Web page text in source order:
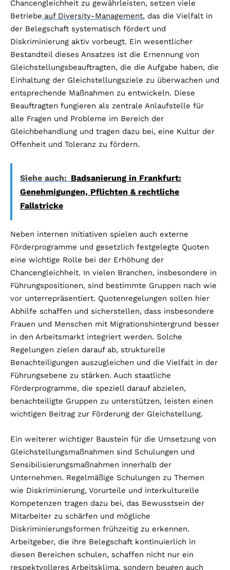
Chancengleichheit zu gewährleisten, setzen viele
Betriebe auf Diversity-Management, das die Vielfalt in
der Belegschaft systematisch fördert und
Diskriminierung aktiv vorbeugt. Ein wesentlicher
Bestandteil dieses Ansatzes ist die Ernennung von
Gleichstellungsbeauftragten, die die Aufgabe haben, die
Einhaltung der Gleichstellungsziele zu überwachen und
entsprechende Maßnahmen zu entwickeln. Diese
Beauftragten fungieren als zentrale Anlaufstelle für
alle Fragen und Probleme im Bereich der
Gleichbehandlung und tragen dazu bei, eine Kultur der
Offenheit und Toleranz zu fördern.
Siehe auch: Badsanierung in Frankfurt:
Genehmigungen, Pflichten & rechtliche
Fallstricke
Neben internen Initiativen spielen auch externe
Förderprogramme und gesetzlich festgelegte Quoten
eine wichtige Rolle bei der Erhöhung der
Chancengleichheit. In vielen Branchen, insbesondere in
Führungspositionen, sind bestimmte Gruppen nach wie
vor unterrepräsentiert. Quotenregelungen sollen hier
Abhilfe schaffen und sicherstellen, dass insbesondere
Frauen und Menschen mit Migrationshintergrund besser
in den Arbeitsmarkt integriert werden. Solche
Regelungen zielen darauf ab, strukturelle
Benachteiligungen auszugleichen und die Vielfalt in der
Führungsebene zu stärken. Auch staatliche
Förderprogramme, die speziell darauf abzielen,
benachteiligte Gruppen zu unterstützen, leisten einen
wichtigen Beitrag zur Förderung der Gleichstellung.
Ein weiterer wichtiger Baustein für die Umsetzung von
Gleichstellungsmaßnahmen sind Schulungen und
Sensibilisierungsmaßnahmen innerhalb der
Unternehmen. Regelmäßige Schulungen zu Themen
wie Diskriminierung, Vorurteile und interkulturelle
Kompetenzen tragen dazu bei, das Bewusstsein der
Mitarbeiter zu schärfen und mögliche
Diskriminierungsformen frühzeitig zu erkennen.
Arbeitgeber, die ihre Belegschaft kontinuierlich in
diesen Bereichen schulen, schaffen nicht nur ein
respektvolleres Arbeitsklima, sondern beugen auch